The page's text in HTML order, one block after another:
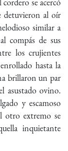
se acercó
detuvieron al oír
similar a
compás de sus
los crujientes
hasta la
brillaron un par
asustado ovino.
y escamoso
otro extremo se
inquietante